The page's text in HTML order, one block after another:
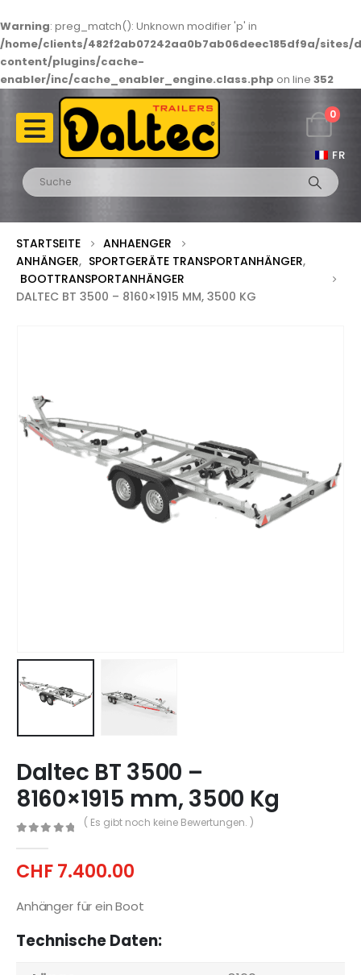
Warning: preg_match(): Unknown modifier 'p' in
/home/clients/482f2ab07242aa0b7ab06deec185df9a/
content/plugins/cache-
enabler/inc/cache_enabler_engine.class.php on line 352
FR
0
STARTSEITE
ANHAENGER
ANHÄNGER, SPORTGERÄTE TRANSPORTANHÄNGER,
BOOTTRANSPORTANHÄNGER
DALTEC BT 3500 – 8160×1915 MM, 3500 KG
Daltec BT 3500 –
8160×1915 mm, 3500 Kg
( Es gibt noch keine Bewertungen. )
CHF7.400.00
Anhänger für ein Boot
Technische Daten: